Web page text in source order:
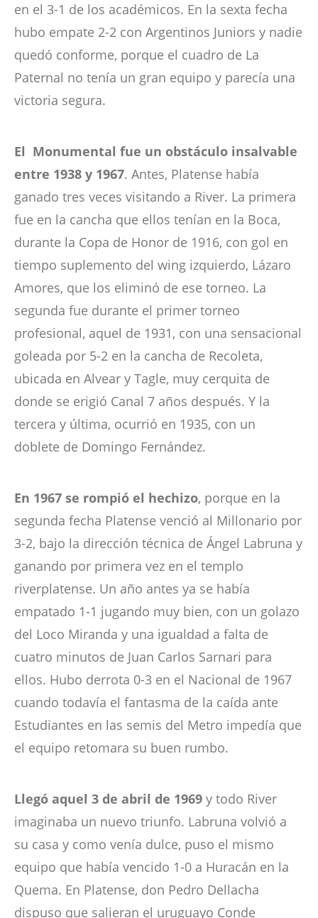
en el 3-1 de los académicos. En la sexta fecha
hubo empate 2-2 con Argentinos Juniors y nadie
quedó conforme, porque el cuadro de La
Paternal no tenía un gran equipo y parecía una
victoria segura.
El Monumental fue un obstáculo insalvable
entre 1938 y 1967. Antes, Platense había
ganado tres veces visitando a River. La primera
fue en la cancha que ellos tenían en la Boca,
durante la Copa de Honor de 1916, con gol en
tiempo suplemento del wing izquierdo, Lázaro
Amores, que los eliminó de ese torneo. La
segunda fue durante el primer torneo
profesional, aquel de 1931, con una sensacional
goleada por 5-2 en la cancha de Recoleta,
ubicada en Alvear y Tagle, muy cerquita de
donde se erigió Canal 7 años después. Y la
tercera y última, ocurrió en 1935, con un
doblete de Domingo Fernández.
En 1967 se rompió el hechizo, porque en la
segunda fecha Platense venció al Millonario por
3-2, bajo la dirección técnica de Ángel Labruna y
ganando por primera vez en el templo
riverplatense. Un año antes ya se había
empatado 1-1 jugando muy bien, con un golazo
del Loco Miranda y una igualdad a falta de
cuatro minutos de Juan Carlos Sarnari para
ellos. Hubo derrota 0-3 en el Nacional de 1967
cuando todavía el fantasma de la caída ante
Estudiantes en las semis del Metro impedía que
el equipo retomara su buen rumbo.
Llegó aquel 3 de abril de 1969 y todo River
imaginaba un nuevo triunfo. Labruna volvió a
su casa y como venía dulce, puso el mismo
equipo que había vencido 1-0 a Huracán en la
Quema. En Platense, don Pedro Dellacha
dispuso que salieran el uruguayo Conde